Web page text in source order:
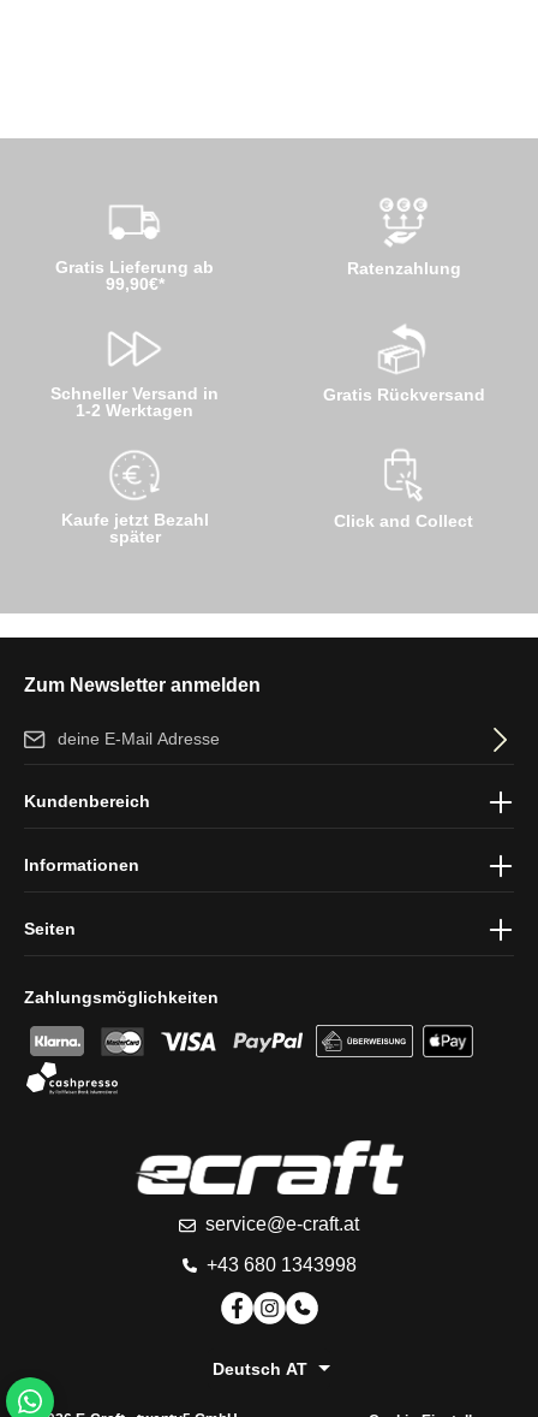
Gratis Lieferung ab
99,90€*
Schneller Versand in
1-2 Werktagen
Kaufe jetzt Bezahl
später
Ratenzahlung
Gratis Rückversand
Click and Collect
Zum Newsletter anmelden
E-Mail-Adresse*
und dieAGBgelesen und bin mit ihnen einverstanden.
Zahlungsmöglichkeiten
service@e-craft.at
+43 680 1343998
Kundenbereich
Informationen
Seiten
Deutsch AT